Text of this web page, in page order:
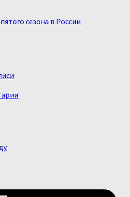
сезона в России